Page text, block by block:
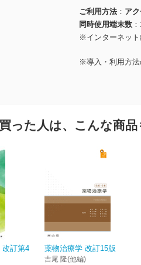
ご利用方法
ア
同時使用端末数
※インターネット
※導入・利用方法
った人は、こんな商品
改訂第4
薬物治療学 改訂15版
吉尾 隆(他編)